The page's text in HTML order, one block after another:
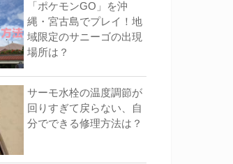
「ポケモンGO」を沖
縄・宮古島でプレイ！地
域限定のサニーゴの出現
場所は？
サーモ水栓の温度調節が
回りすぎて戻らない、自
分でできる修理方法は？